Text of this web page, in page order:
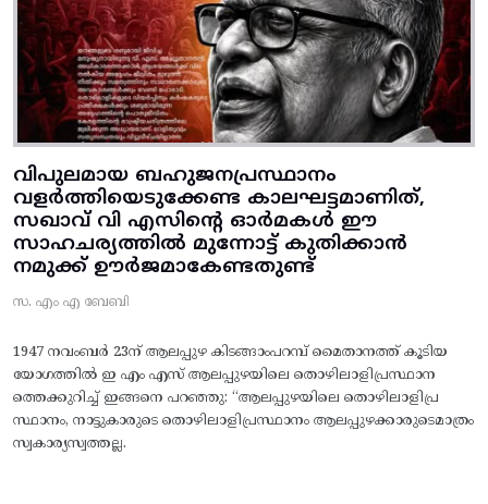
വിപുലമായ ബഹുജനപ്രസ്ഥാനം
വളർത്തിയെടുക്കേണ്ട കാലഘട്ടമാണിത്,
സഖാവ് വി എസിന്റെ ഓർമകൾ ഈ
സാഹചര്യത്തിൽ മുന്നോട്ട്‌ കുതിക്കാൻ
നമുക്ക് ഊർജമാകേണ്ടതുണ്ട്
സ. എം എ ബേബി
1947 നവംബർ 23ന് ആലപ്പുഴ കിടങ്ങാംപറമ്പ്‌ മൈതാനത്ത്‌ കൂടിയ
യോഗത്തിൽ ഇ എം എസ് ആലപ്പുഴയിലെ തൊഴിലാളിപ്രസ്ഥാന
ത്തെക്കുറിച്ച് ഇങ്ങനെ പറഞ്ഞു: “ആലപ്പുഴയിലെ തൊഴിലാളിപ്ര
സ്ഥാനം, നാട്ടുകാരുടെ തൊഴിലാളിപ്രസ്ഥാനം ആലപ്പുഴക്കാരുടെമാത്രം
സ്വകാര്യസ്വത്തല്ല.